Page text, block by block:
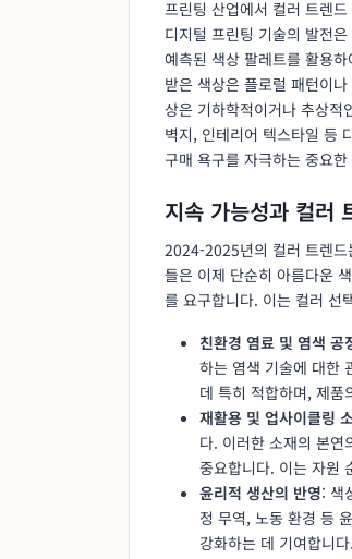
프린팅 산업에서 컬러 트렌
디지털 프린팅 기술의 발전
예측된 색상 팔레트를 활용
받은 색상은 플로럴 패턴이
상은 기하학적이거나 추상
벽지, 인테리어 텍스타일 등
구매 욕구를 자극하는 중요
지속 가능성과 컬러
2024-2025년의 컬러 트렌드
들은 이제 단순히 아름다운
를 요구합니다. 이는 컬러 선
친환경 염료 및 염색 공
하는 염색 기술에 대한
데 특히 적합하며, 제품
재활용 및 업사이클링
다. 이러한 소재의 본연
중요합니다. 이는 자원
윤리적 생산의 반영: 색
정 무역, 노동 환경 등
강화하는 데 기여합니다.